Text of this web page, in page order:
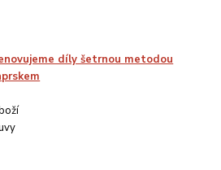
díly šetrnou metodou